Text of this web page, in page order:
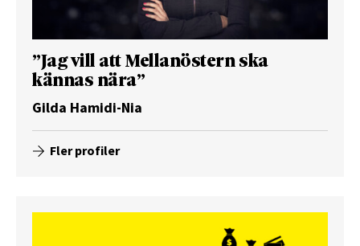
”Jag vill att Mellanöstern ska
kännas nära”
Gilda Hamidi-Nia
Fler profiler